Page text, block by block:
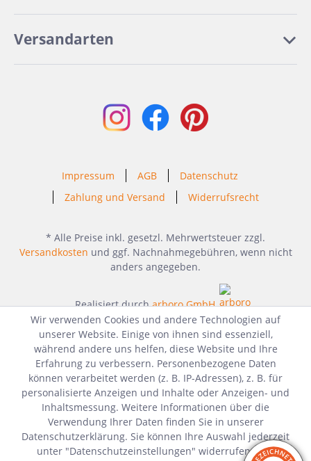
Versandarten
Impressum AGB
Datenschutz
Zahlung und Versand
Widerrufsrecht
* Alle Preise inkl. gesetzl. Mehrwertsteuer zzgl.
Versandkosten und ggf. Nachnahmegebühren, wenn nicht
anders angegeben.
Realisiert durcharboro GmbH
Wir verwenden Cookies und andere Technologien auf
unserer Website. Einige von ihnen sind essenziell,
während andere uns helfen, diese Website und Ihre
Erfahrung zu verbessern. Personenbezogene Daten
können verarbeitet werden (z. B. IP-Adressen), z. B. für
personalisierte Anzeigen und Inhalte oder Anzeigen- und
Inhaltsmessung. Weitere Informationen über die
Verwendung Ihrer Daten finden Sie in unserer
Datenschutzerklärung. Sie können Ihre Auswahl jederzeit
unter "Datenschutzeinstellungen" widerrufen oder